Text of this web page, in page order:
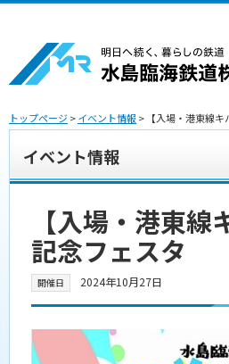
トップページ>イベント情報> 【入場・港東線
イベント情報
【入場・港東
記念フェスタ
開催日 2024年10月27日